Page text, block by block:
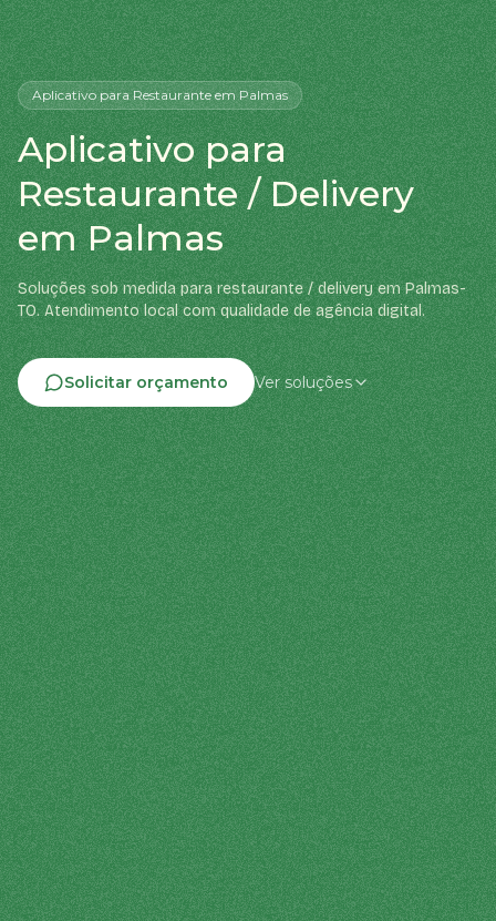
Aplicativopara Restauranteem Palmas
Aplicativo para
Restaurante / Delivery
em Palmas
Soluções sob medida para restaurante / delivery em Palmas-
TO. Atendimento local com qualidade de agência digital.
Solicitar orçamento Ver soluções